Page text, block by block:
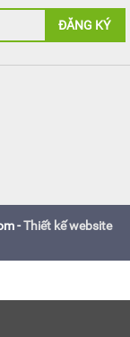
ĐĂNG KÝ
-Thiết kế website